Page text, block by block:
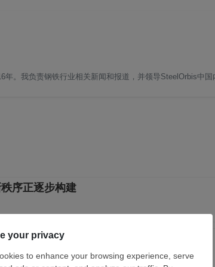
。我负责钢铁行业相关新闻和报道，并领导SteelOrbis中国
序正逐步构建
线以下